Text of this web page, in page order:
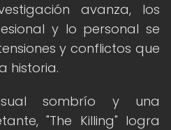
avanza, los
y lo personal se
y conflictos que
historia.
sombrío y una
"The Killing" logra